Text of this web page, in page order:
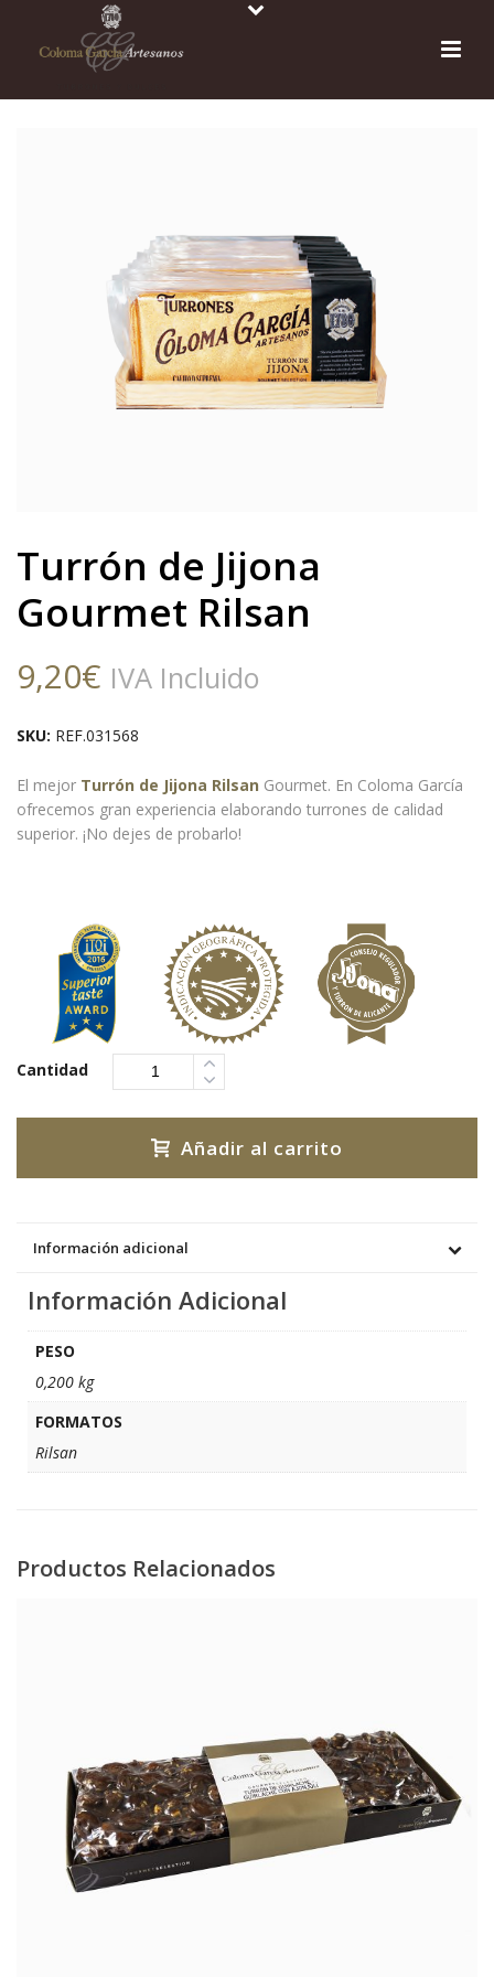
Turrón de Jijona
Gourmet Rilsan
9,20€ IVA Incluido
SKU: REF.031568
El mejor Turrón de Jijona Rilsan Gourmet. En Coloma García
ofrecemos gran experiencia elaborando turrones de calidad
superior. ¡No dejes de probarlo!
Cantidad
Añadir al carrito
Información adicional
Información Adicional
PESO
0,200 kg
FORMATOS
Rilsan
Productos Relacionados